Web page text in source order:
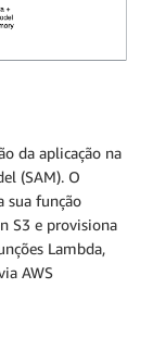
da aplicação na
(SAM). O
sua função
S3 e provisiona
Lambda,
AWS